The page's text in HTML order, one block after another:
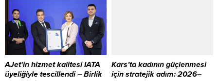
yürütülen ve hayırseverlerin
büyük desteğiyle büyüyen
yardım kampanyası, bu kez Digor
ilçesine bağlı Yaylacık Köyü’ne
ulaştı. TDV Kars Şubesi Kadın
Kolları ve gönüllüleri tarafından
özenle hazırlanan mont, atkı ve
bereler, İl Müftü Yardımcısı Fatma
istikametinden Beypazarı ilçesine
gelmekte olan siyah plakalı,
AJet’in hizmet kalitesi IATA
üyeliğiyle tescillendi – Birlik
Kars’ta kadının güçlenmesi
için stratejik adım: 2026–